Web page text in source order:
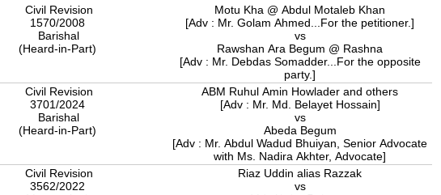
Civil Revision
1570/2008
Barishal
(Heard-in-Part)
Motu Kha @ Abdul Motaleb Khan
[Adv : Mr. Golam Ahmed...For the petitioner.]
vs
Rawshan Ara Begum @ Rashna
[Adv : Mr. Debdas Somadder...For the opposite
party.]
Civil Revision
3701/2024
Barishal
(Heard-in-Part)
ABM Ruhul Amin Howlader and others
[Adv : Mr. Md. Belayet Hossain]
vs
Abeda Begum
[Adv : Mr. Abdul Wadud Bhuiyan, Senior Advocate
with Ms. Nadira Akhter, Advocate]
Civil Revision
3562/2022
Riaz Uddin alias Razzak
vs